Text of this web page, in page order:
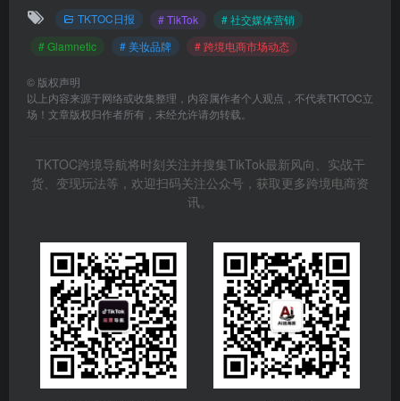
TKTOC日报 # TikTok
# 社交媒体营销
# Glamnetic
# 美妆品牌 # 跨境电商市场动态
© 版权声明
以上内容来源于网络或收集整理，内容属作者个人观点，不代表TKTOC立
场！文章版权归作者所有，未经允许请勿转载。
TKTOC跨境导航将时刻关注并搜集TikTok最新风向、实战干
货、变现玩法等，欢迎扫码关注公众号，获取更多跨境电商资
讯。